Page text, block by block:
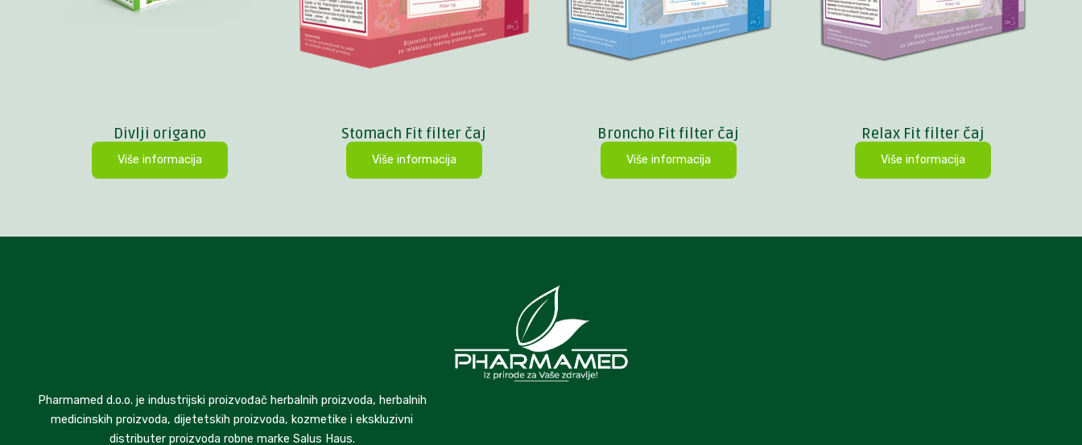
Divlji origano
Više informacija
Stomach Fit filter čaj
Više informacija
Broncho Fit filter čaj
Više informacija
Relax Fit filter čaj
Više informacija
Pharmamed d.o.o. je industrijski proizvođač herbalnih proizvoda, herbalnih
medicinskih proizvoda, dijetetskih proizvoda, kozmetike i ekskluzivni
distributer proizvoda robne marke Salus Haus.